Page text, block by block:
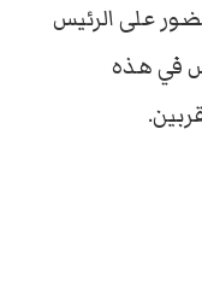
على الرئيس
في هذه